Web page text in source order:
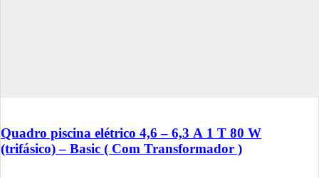
Quadro piscina elétrico 4,6 – 6,3 A 1 T 80 W
(trifásico) – Basic ( Com Transformador )